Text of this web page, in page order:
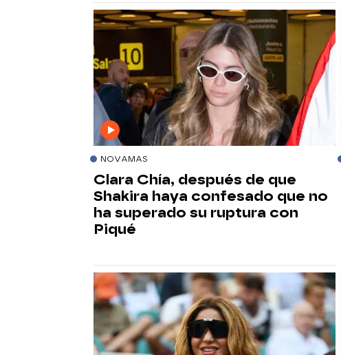
NOVAMAS
Clara Chía, después de que
Shakira haya confesado que no
ha superado su ruptura con
Piqué